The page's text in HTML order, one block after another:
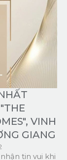
VINH
GIANG
tin vui khi